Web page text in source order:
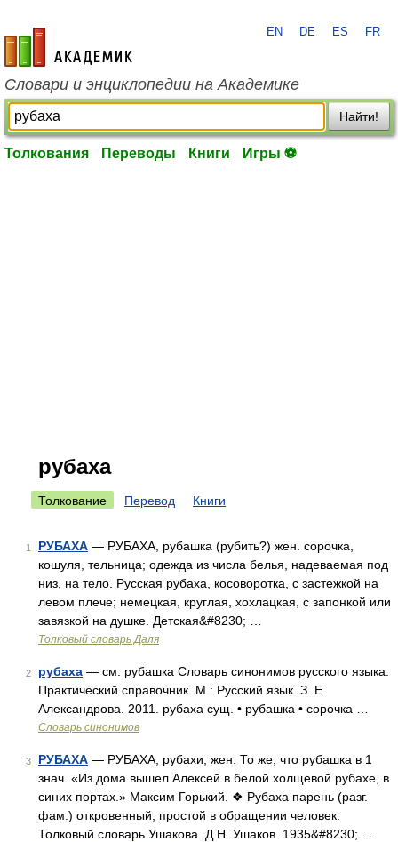
academic.ru
EN DE ES FR
Словари и энциклопедии на Академике
Найти!
Толкования Переводы Книги Игры ⚽
рубаха
Толкование Перевод Книги
1 РУБАХА — РУБАХА, рубашка (рубить?) жен. сорочка,
кошуля, тельница; одежда из числа белья, надеваемая под
низ, на тело. Русская рубаха, косоворотка, с застежкой на
левом плече; немецкая, круглая, хохлацкая, с запонкой или
завязкой на душке. Детская&#8230; …
Толковый словарь Даля
2 рубаха — см. рубашка Словарь синонимов русского языка.
Практический справочник. М.: Русский язык. З. Е.
Александрова. 2011. рубаха сущ. • рубашка • сорочка …
Словарь синонимов
3 РУБАХА — РУБАХА, рубахи, жен. То же, что рубашка в 1
знач. «Из дома вышел Алексей в белой холщевой рубахе, в
синих портах.» Максим Горький. ❖ Рубаха парень (разг.
фам.) откровенный, простой в обращении человек.
Толковый словарь Ушакова. Д.Н. Ушаков. 1935&#8230; …